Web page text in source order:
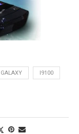
GALAXY I9100